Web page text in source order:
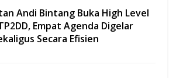
Andi Bintang Buka High Level
Empat Agenda Digelar
Secara Efisien